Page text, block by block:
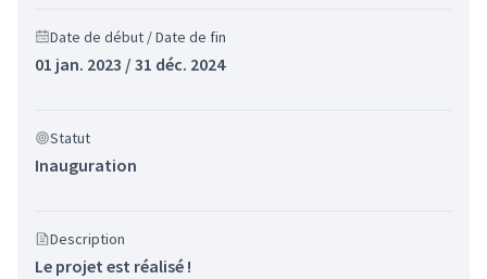
Date de début / Date de fin
01 jan. 2023 / 31 déc. 2024
Statut
Inauguration
Description
Le projet est réalisé !